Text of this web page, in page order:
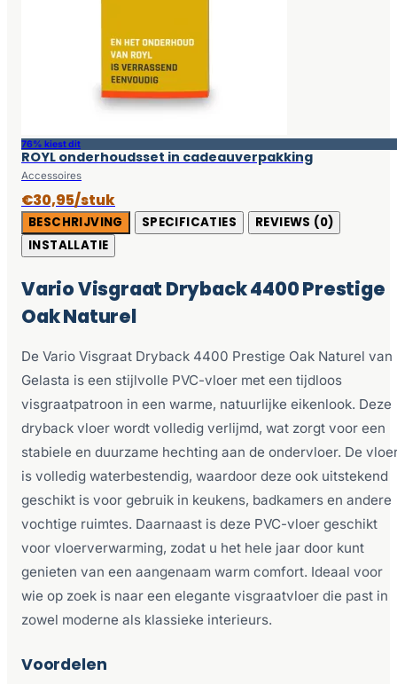
76% kiest dit
ROYL onderhoudsset in cadeauverpakking
Accessoires
€30,95/stuk
BESCHRIJVING SPECIFICATIES
REVIEWS (0)
INSTALLATIE
Vario Visgraat Dryback 4400 Prestige
Oak Naturel
De Vario Visgraat Dryback 4400 Prestige Oak Naturel van
Gelasta is een stijlvolle PVC-vloer met een tijdloos
visgraatpatroon in een warme, natuurlijke eikenlook. Deze
dryback vloer wordt volledig verlijmd, wat zorgt voor een
stabiele en duurzame hechting aan de ondervloer. De
is volledig waterbestendig, waardoor deze ook uitstekend
geschikt is voor gebruik in keukens, badkamers en andere
vochtige ruimtes. Daarnaast is deze PVC-vloer geschikt
voor vloerverwarming, zodat u het hele jaar door kunt
genieten van een aangenaam warm comfort. Ideaal voor
wie op zoek is naar een elegante visgraatvloer die past in
zowel moderne als klassieke interieurs.
Voordelen